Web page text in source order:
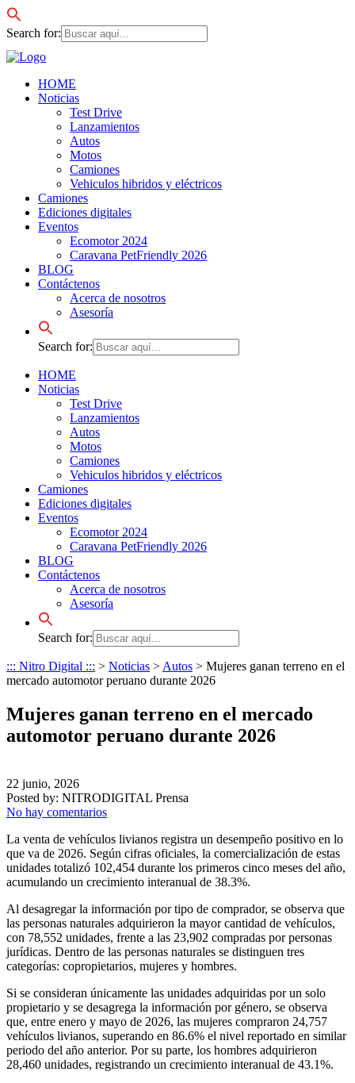
Search for:
HOME
Noticias
Test Drive
Lanzamientos
Autos
Motos
Camiones
Vehiculos hibridos y eléctricos
Camiones
Ediciones digitales
Eventos
Ecomotor 2024
Caravana PetFriendly 2026
BLOG
Contáctenos
Acerca de nosotros
Asesoría
Search for:
HOME
Noticias
Test Drive
Lanzamientos
Autos
Motos
Camiones
Vehiculos hibridos y eléctricos
Camiones
Ediciones digitales
Eventos
Ecomotor 2024
Caravana PetFriendly 2026
BLOG
Contáctenos
Acerca de nosotros
Asesoría
Search for:
::: Nitro Digital ::: > Noticias > Autos > Mujeres ganan terreno en el
mercado automotor peruano durante 2026
Mujeres ganan terreno en el mercado
automotor peruano durante 2026
22 junio, 2026
Posted by: NITRODIGITAL Prensa
No hay comentarios
La venta de vehículos livianos registra un desempeño positivo en lo
que va de 2026. Según cifras oficiales, la comercialización de estas
unidades totalizó 102,454 durante los primeros cinco meses del año,
acumulando un crecimiento interanual de 38.3%.
Al desagregar la información por tipo de comprador, se observa que
las personas naturales adquirieron la mayor cantidad de vehículos,
con 78,552 unidades, frente a las 23,902 compradas por personas
jurídicas. Dentro de las personas naturales se distinguen tres
categorías: copropietarios, mujeres y hombres.
Si se consideran únicamente las unidades adquiridas por un solo
propietario y se desagrega la información por género, se observa
que, entre enero y mayo de 2026, las mujeres compraron 24,757
vehículos livianos, superando en 86.6% el nivel reportado en similar
periodo del año anterior. Por su parte, los hombres adquirieron
28,460 unidades, registrando un crecimiento interanual de 43.1%.